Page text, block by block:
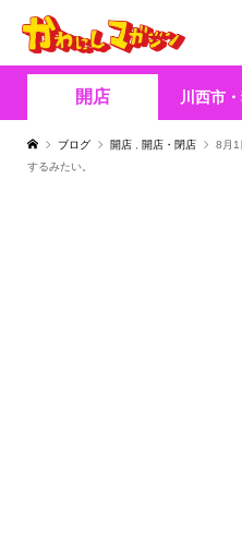
開店 川西市
ブログ 開店 開店・閉店
8月1
するみたい。